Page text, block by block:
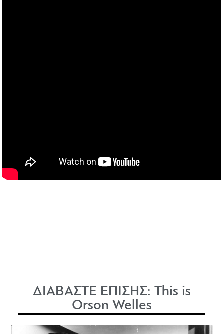
ΔΙΑΒΑΣΤΕ ΕΠΙΣΗΣ: This is
Orson Welles